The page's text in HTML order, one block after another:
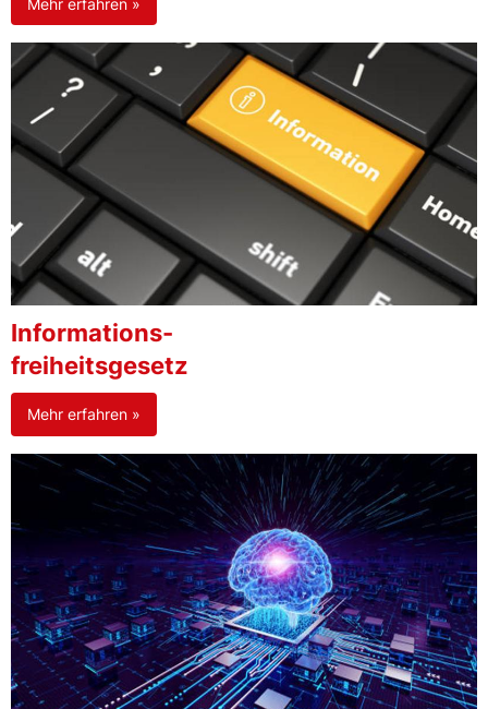
Informations-
freiheitsgesetz
Mehr erfahren »